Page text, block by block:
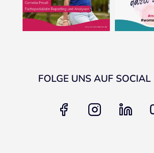
FOLGE UNS AUF
facebook instagram